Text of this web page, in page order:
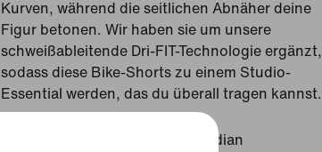
Kurven, während die seitlichen Abnäher deine
Figur betonen. Wir haben sie um unsere
schweißableitende Dri-FIT-Technologie ergänzt,
sodass diese Bike-Shorts zu einem Studio-
Essential werden, das du überall tragen kannst.
NSKM Obsidian